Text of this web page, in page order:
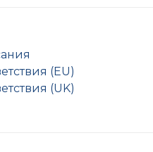
(EU)
(UK)